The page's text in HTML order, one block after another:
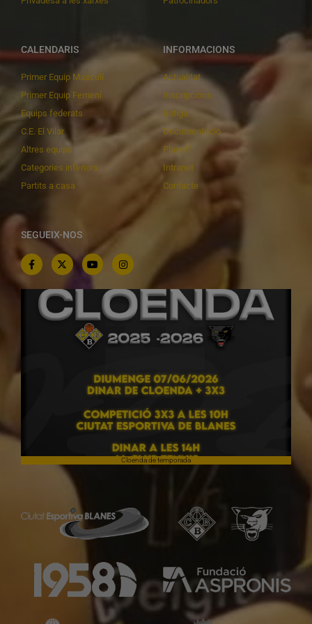
CALENDARIS
Primer Equip Masculí
Primer Equip Femení
Equips federats
C.E. El Vilar
Altres equips
Categories inferiors
Partits a casa
INFORMACIONS
Actualitat
Inscripcions
Botiga
Documentació
Playoff
Intranet
Contacte
SEGUEIX-NOS
Cloenda de temporada